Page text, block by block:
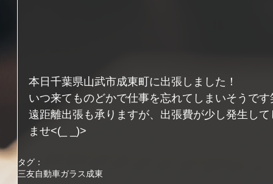
本日千葉県山武市成東町に出張しました！
いつ来てものどかで仕事を忘れてしまいそうです
遠距離出張も承りますが、出張費が少し発生し
ませ<(_ _)>
タグ：
三友自動車ガラス成東